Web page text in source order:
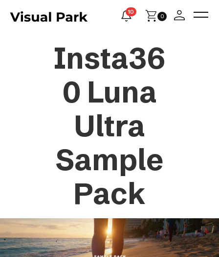
10
0
Insta36
0 Luna
Ultra
Sample
Pack